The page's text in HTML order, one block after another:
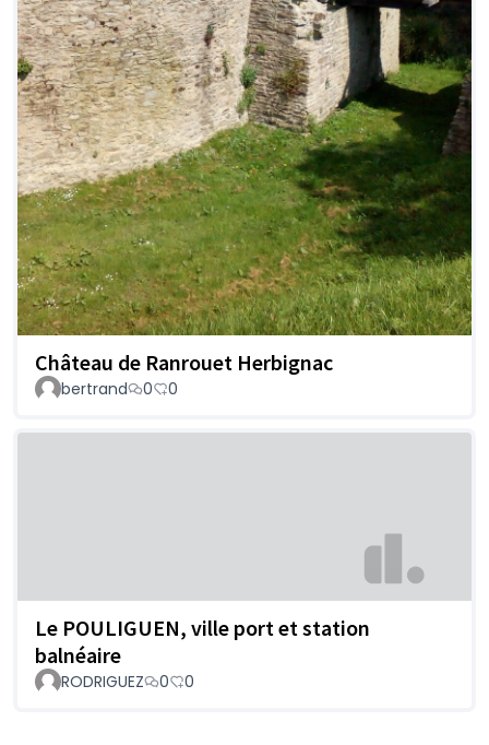
Château de Ranrouet Herbignac
bertrand 0 0
Le POULIGUEN, ville port et station
balnéaire
RODRIGUEZ 0 0